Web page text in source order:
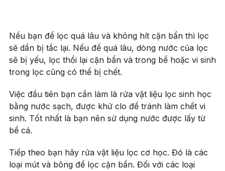
Nếu bạn để lọc quá lâu và không hít cặn bẩn thì lọc
sẽ dần bị tắc lại. Nếu để quá lâu, dòng nước của lọc
sẽ bị yếu, lọc thổi lại cặn bẩn và trong bể hoặc vi sinh
trong lọc cũng có thể bị chết.
Việc đầu tiên bạn cần làm là rửa vật liệu lọc sinh học
bằng nước sạch, được khử clo để tránh làm chết vi
sinh. Tốt nhất là bạn nên sử dụng nước được lấy từ
bể cá.
Tiếp theo bạn hãy rửa vật liệu lọc cơ học. Đó là các
loại mút và bông để lọc cặn bẩn. Đối với các loại